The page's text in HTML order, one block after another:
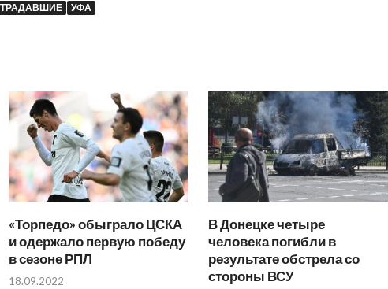
УФА
«Торпедо» обыграло ЦСКА
и одержало первую победу
в сезоне РПЛ
18.09.2022
В Донецке четыре
человека погибли в
результате обстрела со
стороны ВСУ